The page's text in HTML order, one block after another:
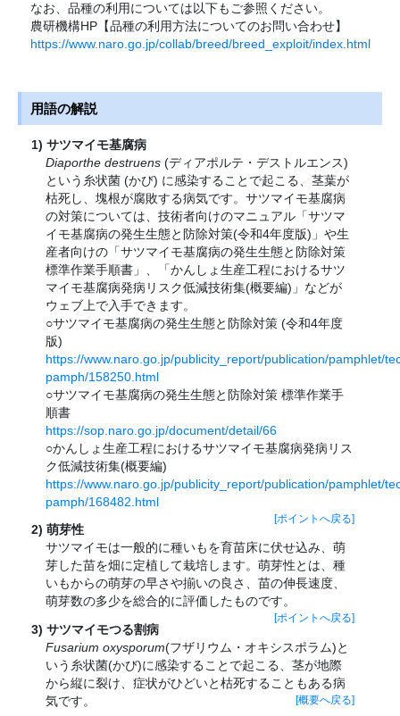
なお、品種の利用については以下もご参照ください。
農研機構HP【品種の利用方法についてのお問い合わせ】
https://www.naro.go.jp/collab/breed/breed_exploit/index.html
用語の解説
サツマイモ基腐病
Diaporthe destruens (ディアポルテ・デストルエンス)
という糸状菌 (かび) に感染することで起こる、茎葉が
枯死し、塊根が腐敗する病気です。サツマイモ基腐病
の対策については、技術者向けのマニュアル「サツマ
イモ基腐病の発生生態と防除対策(令和4年度版)」や生
産者向けの「サツマイモ基腐病の発生生態と防除対策
標準作業手順書」、「かんしょ生産工程におけるサツ
マイモ基腐病発病リスク低減技術集(概要編)」などが
ウェブ上で入手できます。
○サツマイモ基腐病の発生生態と防除対策 (令和4年度
版)
https://www.naro.go.jp/publicity_report/publication/pamphlet/
pamph/158250.html
○サツマイモ基腐病の発生生態と防除対策 標準作業手
順書
https://sop.naro.go.jp/document/detail/66
○かんしょ生産工程におけるサツマイモ基腐病発病リス
ク低減技術集(概要編)
https://www.naro.go.jp/publicity_report/publication/pamphlet/
pamph/168482.html
[ポイントへ戻る]
萌芽性
サツマイモは一般的に種いもを育苗床に伏せ込み、萌
芽した苗を畑に定植して栽培します。萌芽性とは、種
いもからの萌芽の早さや揃いの良さ、苗の伸長速度、
萌芽数の多少を総合的に評価したものです。
[ポイントへ戻る]
サツマイモつる割病
Fusarium oxysporum(フザリウム・オキシスポラム)と
いう糸状菌(かび)に感染することで起こる、茎が地際
から縦に裂け、症状がひどいと枯死することもある病
気です。
[概要へ戻る]